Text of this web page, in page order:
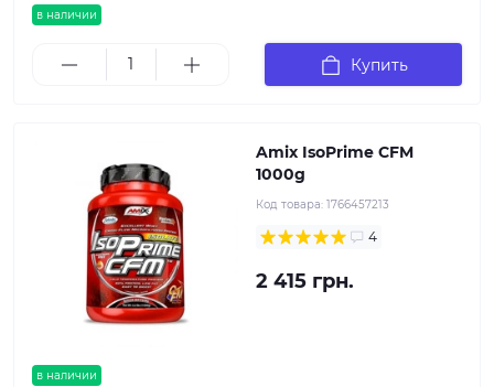
в наличии
Купить
в наличии
Amix IsoPrime CFM
1000g
Код товара: 1766457213
4
2 415 грн.